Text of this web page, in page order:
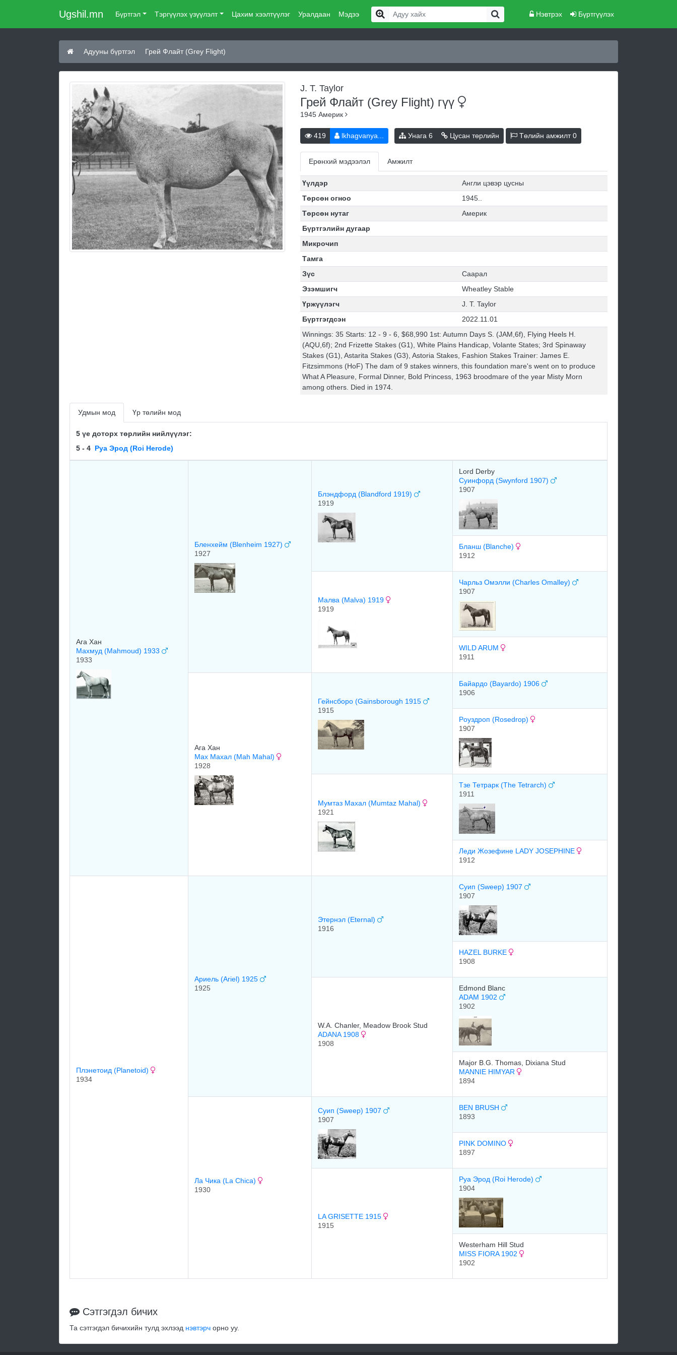
Ugshil.mn Бүртгэл Тэргүүлэх үзүүлэлт Цахим хээлтүүлэг Уралдаан Мэдээ Нэвтрэх Бүртгүүлэх
Адууны бүртгэл Грей Флайт (Grey Flight)
J. T. Taylor
Грей Флайт (Grey Flight) гүү
1945 Америк
419 lkhagvanya... Унага 6 Цусан төрлийн Төлийн амжилт0
Ерөнхий мэдээлэл Амжилт
Үүлдэр
Англи цэвэр цусны
Төрсөн огноо
1945..
Төрсөн нутаг
Америк
Бүртгэлийн дугаар
Микрочип
Тамга
Зүс
Саарал
Эзэмшигч
Wheatley Stable
Үржүүлэгч
J. T. Taylor
Бүртгэгдсэн
2022.11.01
Winnings: 35 Starts: 12 - 9 - 6, $68,990 1st: Autumn Days S. (JAM,6f), Flying Heels H.
(AQU,6f); 2nd Frizette Stakes (G1), White Plains Handicap, Volante States; 3rd Spinaway
Stakes (G1), Astarita Stakes (G3), Astoria Stakes, Fashion Stakes Trainer: James E.
Fitzsimmons (HoF) The dam of 9 stakes winners, this foundation mare's went on to produce
What A Pleasure, Formal Dinner, Bold Princess, 1963 broodmare of the year Misty Morn
among others. Died in 1974.
Удмын мод Үр төлийн мод
5 үе доторх төрлийн нийлүүлэг:
5 - 4 Руа Эрод (Roi Herode)
Ага Хан
Махмуд (Mahmoud) 1933
1933
Бленхейм (Blenheim 1927)
1927
Блэндфорд (Blandford 1919)
1919
Lord Derby
Суинфорд (Swynford 1907)
1907
Бланш (Blanche)
1912
Малва (Malva) 1919
1919
Чаpльз Омэлли (Charles Omalley)
1907
WILD ARUM
1911
Ага Хан
Маx Маxал (Mah Mahal)
1928
Гейнсборо (Gainsborough 1915
1915
Бaйaрдо (Bayardo) 1906
1906
Рoуздрoп (Rosedrop)
1907
Мумтаз Махал (Mumtaz Mahal)
1921
Тзе Тетрарк (The Tetrarch)
1911
Леди Жозефине LADY JOSEPHINE
1912
Плэнетоид (Planetoid)
1934
Ариель (Ariel) 1925
1925
Этернэл (Eternal)
1916
Суип (Sweep) 1907
1907
HAZEL BURKE
1908
W.A. Chanler, Meadow Brook Stud
ADANA 1908
1908
Edmond Blanc
ADAM 1902
1902
Major B.G. Thomas, Dixiana Stud
MANNIE HIMYAR
1894
Ла Чика (La Chica)
1930
Суип (Sweep) 1907
1907
BEN BRUSH
1893
PINK DOMINO
1897
LA GRISETTE 1915
1915
Руа Эрод (Roi Herode)
1904
Westerham Hill Stud
MISS FIORA 1902
1902
Сэтгэгдэл бичих
Та сэтгэгдэл бичихийн тулд эхлээд нэвтэрч орно уу.